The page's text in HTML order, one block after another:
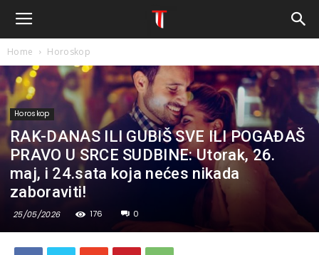
Home Horoskop
Horoskop
RAK-DANAS ILI GUBIŠ SVE ILI POGAĐAŠ
PRAVO U SRCE SUDBINE: Utorak, 26.
maj, i 24.sata koja nećes nikada
zaboraviti!
25/05/2026 176 0